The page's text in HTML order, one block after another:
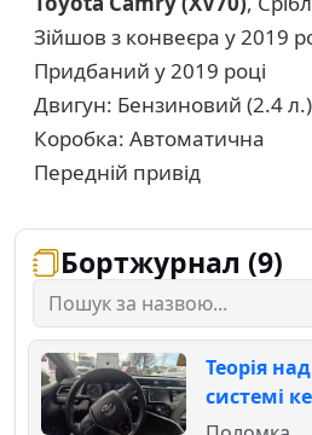
Зійшов з конвеєра у 2019
Придбаний у 2019 році
Двигун: Бензиновий (2.4
Коробка: Автоматична
Передній привід
Бортжурнал (9)
Теорія
системі